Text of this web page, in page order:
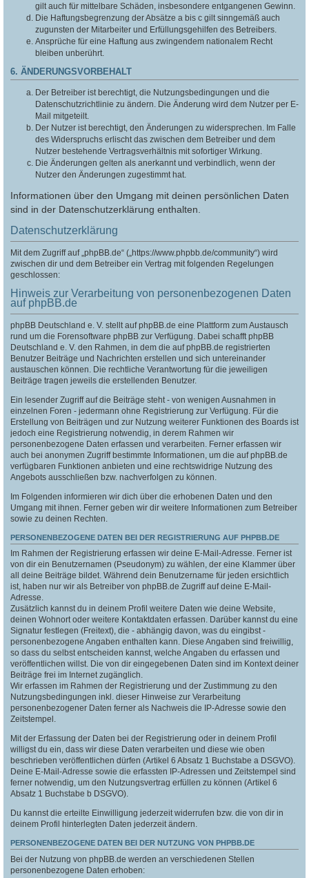
gilt auch für mittelbare Schäden, insbesondere entgangenen Gewinn.
Die Haftungsbegrenzung der Absätze a bis c gilt sinngemäß auch
zugunsten der Mitarbeiter und Erfüllungsgehilfen des Betreibers.
Ansprüche für eine Haftung aus zwingendem nationalem Recht
bleiben unberührt.
6. ÄNDERUNGSVORBEHALT
Der Betreiber ist berechtigt, die Nutzungsbedingungen und die
Datenschutzrichtlinie zu ändern. Die Änderung wird dem Nutzer per E-
Mail mitgeteilt.
Der Nutzer ist berechtigt, den Änderungen zu widersprechen. Im Falle
des Widerspruchs erlischt das zwischen dem Betreiber und dem
Nutzer bestehende Vertragsverhältnis mit sofortiger Wirkung.
Die Änderungen gelten als anerkannt und verbindlich, wenn der
Nutzer den Änderungen zugestimmt hat.
Informationen über den Umgang mit deinen persönlichen Daten
sind in der Datenschutzerklärung enthalten.
Datenschutzerklärung
Mit dem Zugriff auf „phpBB.de“ („https://www.phpbb.de/community“) wird
zwischen dir und dem Betreiber ein Vertrag mit folgenden Regelungen
geschlossen:
Hinweis zur Verarbeitung von personenbezogenen Daten
auf phpBB.de
phpBB Deutschland e. V. stellt auf phpBB.de eine Plattform zum Austausch
rund um die Forensoftware phpBB zur Verfügung. Dabei schafft phpBB
Deutschland e. V. den Rahmen, in dem die auf phpBB.de registrierten
Benutzer Beiträge und Nachrichten erstellen und sich untereinander
austauschen können. Die rechtliche Verantwortung für die jeweiligen
Beiträge tragen jeweils die erstellenden Benutzer.
Ein lesender Zugriff auf die Beiträge steht - von wenigen Ausnahmen in
einzelnen Foren - jedermann ohne Registrierung zur Verfügung. Für die
Erstellung von Beiträgen und zur Nutzung weiterer Funktionen des Boards ist
jedoch eine Registrierung notwendig, in derem Rahmen wir
personenbezogene Daten erfassen und verarbeiten. Ferner erfassen wir
auch bei anonymen Zugriff bestimmte Informationen, um die auf phpBB.de
verfügbaren Funktionen anbieten und eine rechtswidrige Nutzung des
Angebots ausschließen bzw. nachverfolgen zu können.
Im Folgenden informieren wir dich über die erhobenen Daten und den
Umgang mit ihnen. Ferner geben wir dir weitere Informationen zum Betreiber
sowie zu deinen Rechten.
PERSONENBEZOGENE DATEN BEI DER REGISTRIERUNG AUF PHPBB.DE
Im Rahmen der Registrierung erfassen wir deine E-Mail-Adresse. Ferner ist
von dir ein Benutzernamen (Pseudonym) zu wählen, der eine Klammer über
all deine Beiträge bildet. Während dein Benutzername für jeden ersichtlich
ist, haben nur wir als Betreiber von phpBB.de Zugriff auf deine E-Mail-
Adresse.
Zusätzlich kannst du in deinem Profil weitere Daten wie deine Website,
deinen Wohnort oder weitere Kontaktdaten erfassen. Darüber kannst du eine
Signatur festlegen (Freitext), die - abhängig davon, was du eingibst -
personenbezogene Angaben enthalten kann. Diese Angaben sind freiwillig,
so dass du selbst entscheiden kannst, welche Angaben du erfassen und
veröffentlichen willst. Die von dir eingegebenen Daten sind im Kontext deiner
Beiträge frei im Internet zugänglich.
Wir erfassen im Rahmen der Registrierung und der Zustimmung zu den
Nutzungsbedingungen inkl. dieser Hinweise zur Verarbeitung
personenbezogener Daten ferner als Nachweis die IP-Adresse sowie den
Zeitstempel.
Mit der Erfassung der Daten bei der Registrierung oder in deinem Profil
willigst du ein, dass wir diese Daten verarbeiten und diese wie oben
beschrieben veröffentlichen dürfen (Artikel 6 Absatz 1 Buchstabe a DSGVO).
Deine E-Mail-Adresse sowie die erfassten IP-Adressen und Zeitstempel sind
ferner notwendig, um den Nutzungsvertrag erfüllen zu können (Artikel 6
Absatz 1 Buchstabe b DSGVO).
Du kannst die erteilte Einwilligung jederzeit widerrufen bzw. die von dir in
deinem Profil hinterlegten Daten jederzeit ändern.
PERSONENBEZOGENE DATEN BEI DER NUTZUNG VON PHPBB.DE
Bei der Nutzung von phpBB.de werden an verschiedenen Stellen
personenbezogene Daten erhoben: